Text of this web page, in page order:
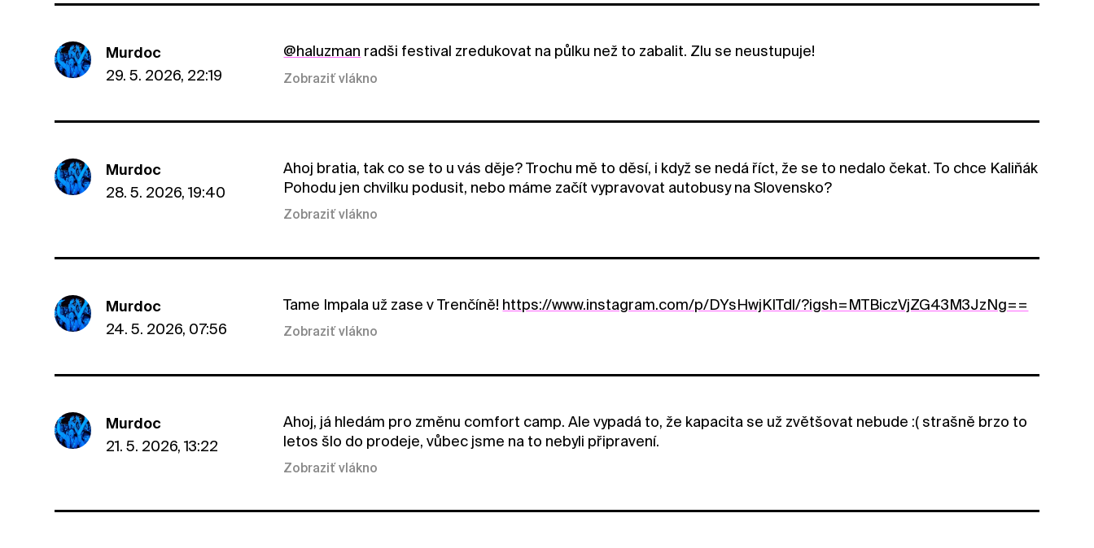
Murdoc
29. 5. 2026, 22:19
@haluzman radši festival zredukovat na půlku než to zabalit. Zlu se neustupuje!
Zobraziť vlákno
Murdoc
28. 5. 2026, 19:40
Ahoj bratia, tak co se to u vás děje? Trochu mě to děsí, i když se nedá říct, že se to nedalo čekat. To chce Kaliňák
Pohodu jen chvilku podusit, nebo máme začít vypravovat autobusy na Slovensko?
Zobraziť vlákno
Murdoc
24. 5. 2026, 07:56
Tame Impala už zase v Trenčíně! https://www.instagram.com/p/DYsHwjKITdl/?igsh=MTBiczVjZG43M3JzNg==
Zobraziť vlákno
Murdoc
21. 5. 2026, 13:22
Ahoj, já hledám pro změnu comfort camp. Ale vypadá to, že kapacita se už zvětšovat nebude :( strašně brzo to
letos šlo do prodeje, vůbec jsme na to nebyli připravení.
Zobraziť vlákno